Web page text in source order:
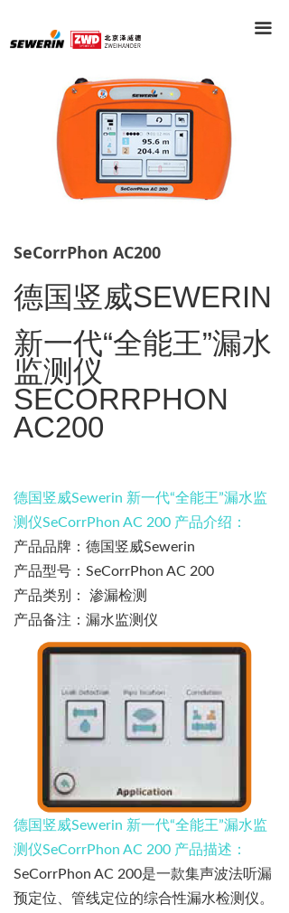
끀
SeCorrPhon AC200
德国竖威SEWERIN
新一代“全能王”漏水
监测仪
SECORRPHON
AC200
德国竖威Sewerin 新一代“全能王”漏水监
测仪SeCorrPhon AC 200 产品介绍：
产品品牌： 德国竖威Sewerin
产品型号： SeCorrPhon AC 200
产品类别：
渗漏检测
产品备注：漏水监测仪
德国竖威Sewerin 新一代“全能王”漏水监
测仪SeCorrPhon AC 200 产品描述：
SeCorrPhon AC 200是一款集声波法听漏
预定位、管线定位的综合性漏水检测仪。